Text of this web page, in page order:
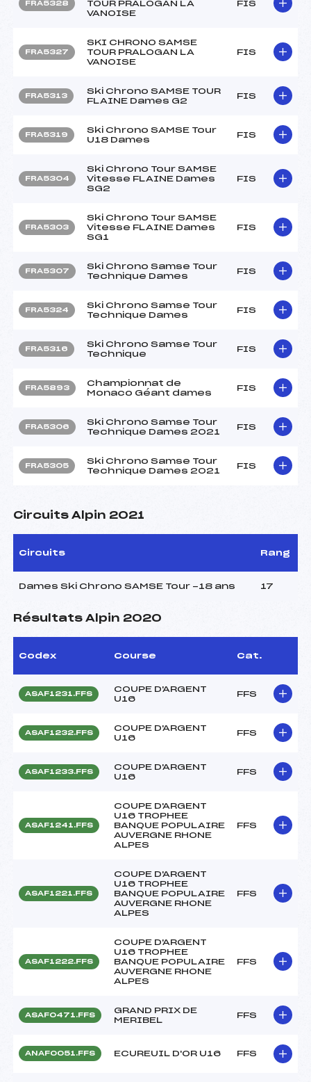
FRA5328
TOUR PRALOGAN LA
VANOISE
FIS
FRA5327
SKI CHRONO SAMSE
TOUR PRALOGAN LA
VANOISE
FIS
FRA5313
Ski Chrono SAMSE TOUR
FLAINE Dames G2
FIS
FRA5319
Ski Chrono SAMSE Tour
U18 Dames
FIS
FRA5304
Ski Chrono Tour SAMSE
Vitesse FLAINE Dames
SG2
FIS
FRA5303
Ski Chrono Tour SAMSE
Vitesse FLAINE Dames
SG1
FIS
FRA5307
Ski Chrono Samse Tour
Technique Dames
FIS
FRA5324
Ski Chrono Samse Tour
Technique Dames
FIS
FRA5316
Ski Chrono Samse Tour
Technique
FIS
FRA5893
Championnat de
Monaco Géant dames
FIS
FRA5306
Ski Chrono Samse Tour
Technique Dames 2021
FIS
FRA5305
Ski Chrono Samse Tour
Technique Dames 2021
FIS
Circuits Alpin 2021
Circuits Rang
Dames Ski Chrono SAMSE Tour -18 ans 17
Résultats Alpin 2020
Codex Course Cat.
ASAF1231.FFS
COUPE D'ARGENT
U16
FFS
ASAF1232.FFS
COUPE D'ARGENT
U16
FFS
ASAF1233.FFS
COUPE D'ARGENT
U16
FFS
ASAF1241.FFS
COUPE D'ARGENT
U16 TROPHEE
BANQUE POPULAIRE
AUVERGNE RHONE
ALPES
FFS
ASAF1221.FFS
COUPE D'ARGENT
U16 TROPHEE
BANQUE POPULAIRE
AUVERGNE RHONE
ALPES
FFS
ASAF1222.FFS
COUPE D'ARGENT
U16 TROPHEE
BANQUE POPULAIRE
AUVERGNE RHONE
ALPES
FFS
ASAF0471.FFS
GRAND PRIX DE
MERIBEL
FFS
ANAF0051.FFS ECUREUIL D'OR U16 FFS